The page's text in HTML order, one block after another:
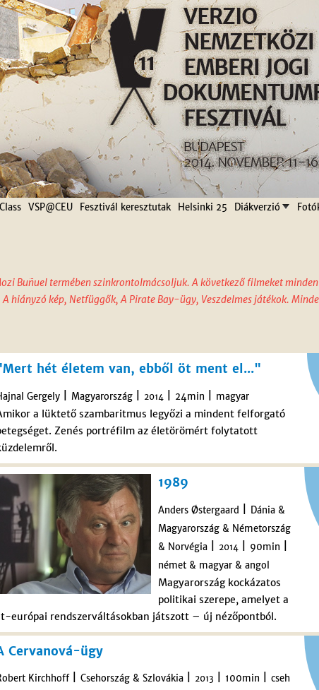
Jump to navigation
Buñuel termében szinkrontolmácsoljuk. A következő filmeket
hiányzó kép, Netfüggők, A Pirate Bay-ügy, Veszdelmes játékok.
hét életem van, ebből öt ment el..."
Gergely Magyarország 2014 24min magyar
a lüktető szambaritmus legyőzi a mindent felforgató
Zenés portréfilm az életörömért folytatott
1989
Anders Østergaard
Dánia &
Magyarország & Németország
& Norvégia
2014 90min
német & magyar & angol
Magyarország kockázatos
politikai szerepe, amelyet a
európai rendszerváltásokban játszott – új nézőpontból.
Cervanová-ügy
Kirchhoff Csehország & Szlovákia 2013 100min
cseh
VSP@CEU Fesztivál keresztutak Helsinki 25 Diákverzió